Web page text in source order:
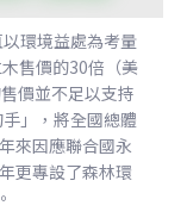
環境益處為考量
售價的30倍（美
價並不足以支持
」，將全國總體
來因應聯合國永
更專設了森林環